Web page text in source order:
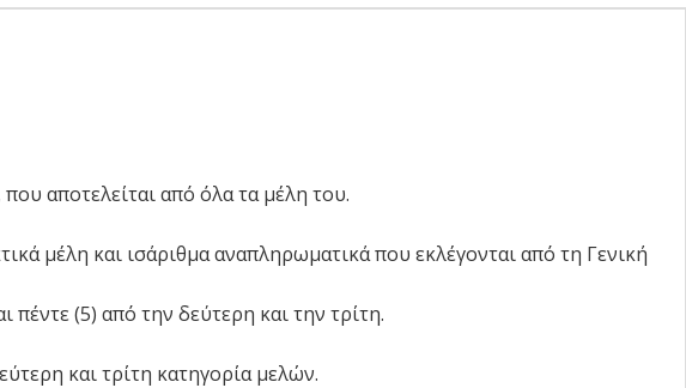
που αποτελείται από όλα τα μέλη του.
μέλη και ισάριθμα αναπληρωματικά που εκλέγονται από τη Γενική
(5) από την δεύτερη και την τρίτη.
και τρίτη κατηγορία μελών.